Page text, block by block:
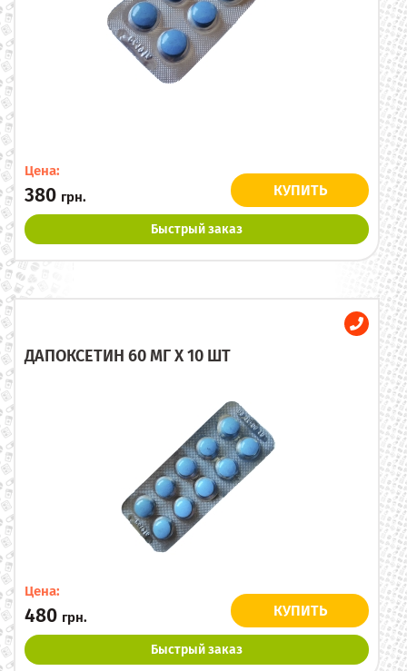
Цена:
380 грн. КУПИТЬ
Быстрый заказ
ДАПОКСЕТИН 60 МГ X 10 ШТ
Цена:
480 грн. КУПИТЬ
Быстрый заказ